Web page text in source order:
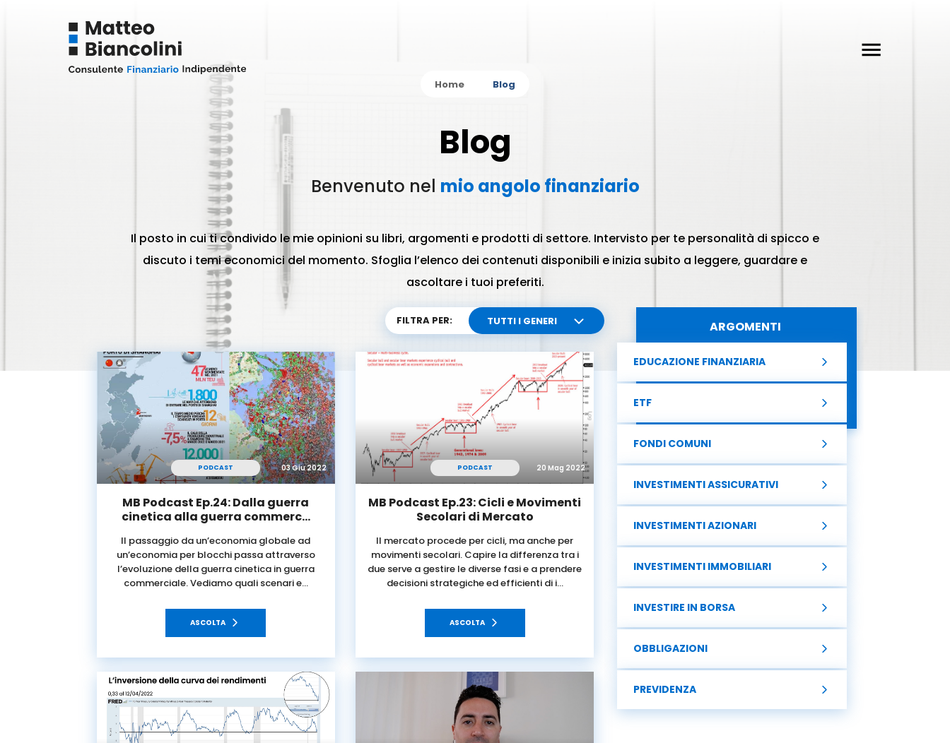
Home Blog
Blog
Benvenuto nel mio angolo finanziario
Il posto in cui ti condivido le mie opinioni su libri, argomenti e prodotti di settore. Intervisto per te personalità di spicco e
discuto i temi economici del momento. Sfoglia l’elenco dei contenuti disponibili e inizia subito a leggere, guardare e
ascoltare i tuoi preferiti.
FILTRA PER: TUTTI I GENERI
PODCAST 03 Giu 2022
MB Podcast Ep.24: Dalla guerra
cinetica alla guerra commerc…
Il passaggio da un’economia globale ad
un’economia per blocchi passa attraverso
l’evoluzione della guerra cinetica in guerra
commerciale. Vediamo quali scenari e…
ASCOLTA
PODCAST 20 Mag 2022
MB Podcast Ep.23: Cicli e Movimenti
Secolari di Mercato
Il mercato procede per cicli, ma anche per
movimenti secolari. Capire la differenza tra i
due serve a gestire le diverse fasi e a prendere
decisioni strategiche ed efficienti di i…
ASCOLTA
ARGOMENTI
EDUCAZIONE FINANZIARIA
ETF
FONDI COMUNI
INVESTIMENTI ASSICURATIVI
INVESTIMENTI AZIONARI
INVESTIMENTI IMMOBILIARI
INVESTIRE IN BORSA
OBBLIGAZIONI
PREVIDENZA